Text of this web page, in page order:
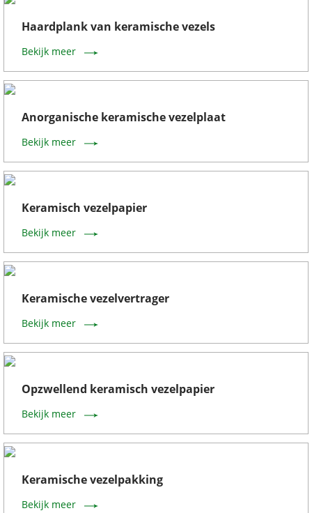
Haardplank van keramische vezels
Bekijk meer
Anorganische keramische vezelplaat
Bekijk meer
Keramisch vezelpapier
Bekijk meer
Keramische vezelvertrager
Bekijk meer
Opzwellend keramisch vezelpapier
Bekijk meer
Keramische vezelpakking
Bekijk meer